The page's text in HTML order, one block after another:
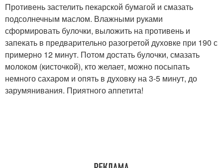
Противень застелить пекарской бумагой и смазать
подсолнечным маслом. Влажными руками
сформировать булочки, выложить на противень и
запекать в предварительно разогретой духовке при 190 с
примерно 12 минут. Потом достать булочки, смазать
молоком (кисточкой), кто желает, можно посыпать
немного сахаром и опять в духовку на 3-5 минут, до
зарумянивания. Приятного аппетита!